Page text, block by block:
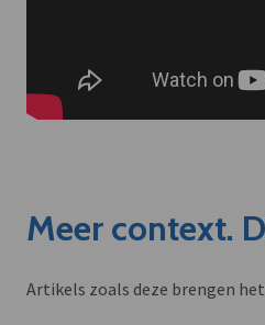
Meer context.
Artikels zoals deze brengen